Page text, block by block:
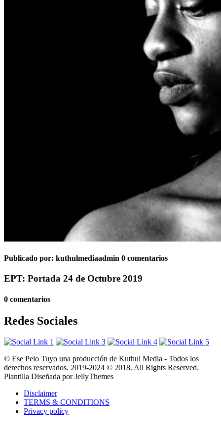
Publicado por: kuthulmediaadmin 0 comentarios
EPT: Portada 24 de Octubre 2019
0 comentarios
Redes Sociales
© Ese Pelo Tuyo una producción de Kuthul Media - Todos los
derechos reservados. 2019-2024 © 2018. All Rights Reserved.
Plantilla Diseñada por JellyThemes
Disclaimer
TERMS & CONDITIONS
Privacy policy